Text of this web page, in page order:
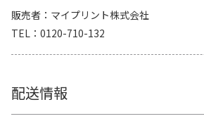
販売者
マイプリント株式会社
TEL
0120-710-132
配送情報